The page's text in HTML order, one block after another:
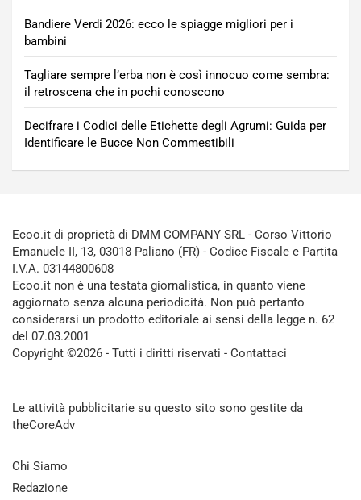
Bandiere Verdi 2026: ecco le spiagge migliori per i
bambini
Tagliare sempre l’erba non è così innocuo come sembra:
il retroscena che in pochi conoscono
Decifrare i Codici delle Etichette degli Agrumi: Guida per
Identificare le Bucce Non Commestibili
Ecoo.it di proprietà di DMM COMPANY SRL - Corso Vittorio
Emanuele II, 13, 03018 Paliano (FR) - Codice Fiscale e Partita
I.V.A. 03144800608
Ecoo.it non è una testata giornalistica, in quanto viene
aggiornato senza alcuna periodicità. Non può pertanto
considerarsi un prodotto editoriale ai sensi della legge n. 62
del 07.03.2001
Copyright ©2026 - Tutti i diritti riservati - Contattaci
Le attività pubblicitarie su questo sito sono gestite da
theCoreAdv
Chi Siamo
Redazione